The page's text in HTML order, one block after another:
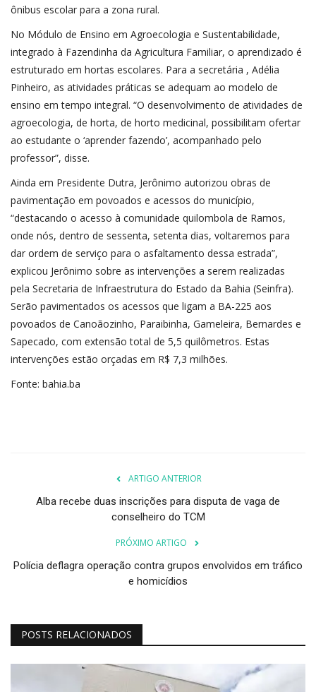
ônibus escolar para a zona rural.
No Módulo de Ensino em Agroecologia e Sustentabilidade,
integrado à Fazendinha da Agricultura Familiar, o aprendizado é
estruturado em hortas escolares. Para a secretária , Adélia
Pinheiro, as atividades práticas se adequam ao modelo de
ensino em tempo integral. “O desenvolvimento de atividades de
agroecologia, de horta, de horto medicinal, possibilitam ofertar
ao estudante o ‘aprender fazendo’, acompanhado pelo
professor”, disse.
Ainda em Presidente Dutra, Jerônimo autorizou obras de
pavimentação em povoados e acessos do município,
“destacando o acesso à comunidade quilombola de Ramos,
onde nós, dentro de sessenta, setenta dias, voltaremos para
dar ordem de serviço para o asfaltamento dessa estrada”,
explicou Jerônimo sobre as intervenções a serem realizadas
pela Secretaria de Infraestrutura do Estado da Bahia (Seinfra).
Serão pavimentados os acessos que ligam a BA-225 aos
povoados de Canoãozinho, Paraibinha, Gameleira, Bernardes e
Sapecado, com extensão total de 5,5 quilômetros. Estas
intervenções estão orçadas em R$ 7,3 milhões.
Fonte: bahia.ba
ARTIGO ANTERIOR
Alba recebe duas inscrições para disputa de vaga de
conselheiro do TCM
PRÓXIMO ARTIGO
Polícia deflagra operação contra grupos envolvidos em tráfico
e homicídios
POSTS RELACIONADOS